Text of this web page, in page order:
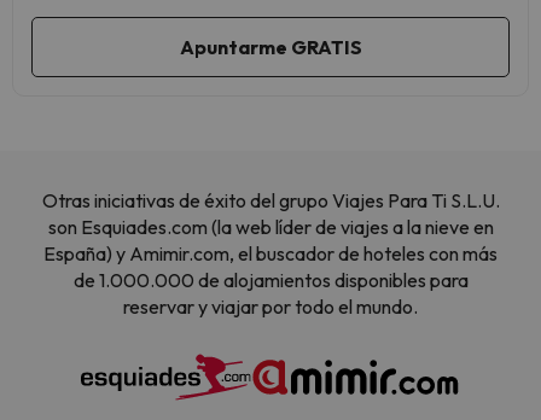
Otras iniciativas de éxito del grupo Viajes Para Ti S.L.U.
son Esquiades.com (la web líder de viajes a la nieve en
España) y Amimir.com, el buscador de hoteles con más
de 1.000.000 de alojamientos disponibles para
reservar y viajar por todo el mundo.